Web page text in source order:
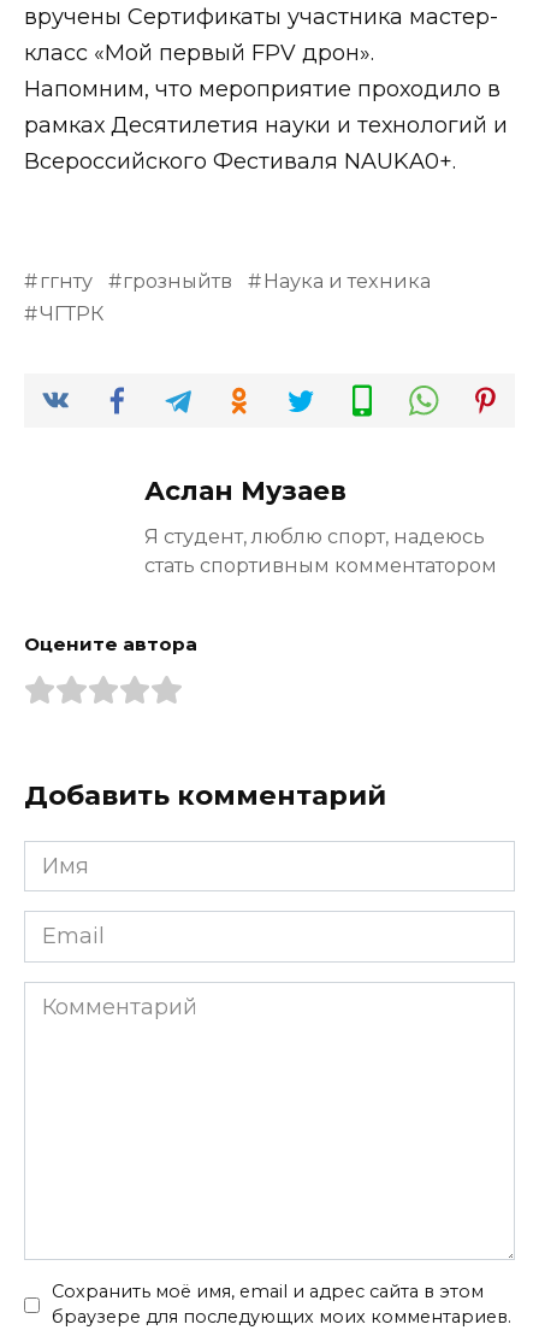
вручены Сертификаты участника мастер-
класс «Мой первый FPV дрон».
Напомним, что мероприятие проходило в
рамках Десятилетия науки и технологий и
Всероссийского Фестиваля NAUKA0+.
ггнту грозныйтв
Наука и техника
ЧГТРК
Аслан Музаев
Я студент, люблю спорт, надеюсь
стать спортивным комментатором
Оцените автора
Добавить комментарий
Имя
*
Email
*
Комментарий
Сохранить моё имя, email и адрес сайта в этом
браузере для последующих моих комментариев.